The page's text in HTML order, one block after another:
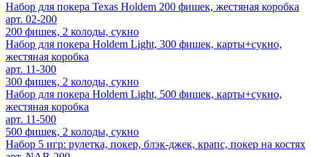
Набор для покера Texas Holdem 200 фишек, жестяная коробка
арт. 02-200
200 фишек, 2 колоды, сукно
Набор для покера Holdem Light, 300 фишек, карты+сукно,
жестяная коробка
арт. 11-300
300 фишек, 2 колоды, сукно
Набор для покера Holdem Light, 500 фишек, карты+сукно,
жестяная коробка
арт. 11-500
500 фишек, 2 колоды, сукно
Набор 5 игр: рулетка, покер, блэк-джек, крапс, покер на костях